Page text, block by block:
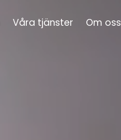
Våra tjänster Om oss